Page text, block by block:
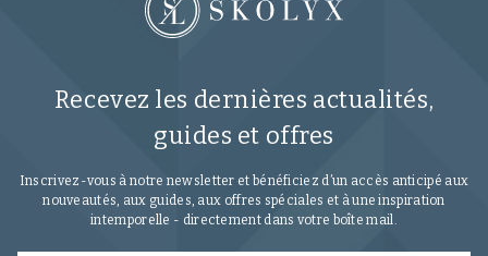
Recevez les dernières actualités,
guides et offres
Inscrivez-vous à notre newsletter et bénéficiez d’un accès anticipé aux
nouveautés, aux guides, aux offres spéciales et à une inspiration
intemporelle - directement dans votre boîte mail.